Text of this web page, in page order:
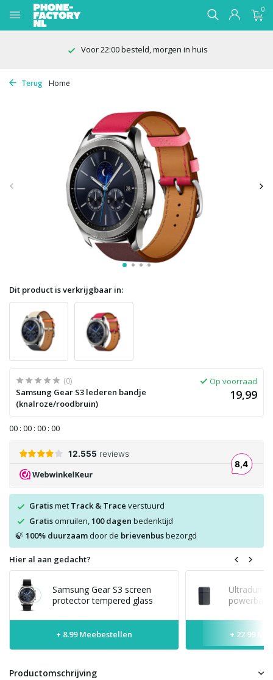
0
Voor 22:00 besteld, morgen in huis
Terug Home
Dit product is verkrijgbaar in:
(0)
Samsung Gear S3 lederen bandje
(knalroze/roodbruin)
Op voorraad
19,99
00 : 00 : 00 : 00
Gratismet Track & Trace verstuurd
Gratisomruilen, 100 dagen bedenktijd
🍃 100% duurzaamdoor de brievenbusbezorgd
Hier al aan gedacht?
Samsung Gear S3 screen
protector tempered glass
+ 8.99 Meebestellen + 22.99
Productomschrijving